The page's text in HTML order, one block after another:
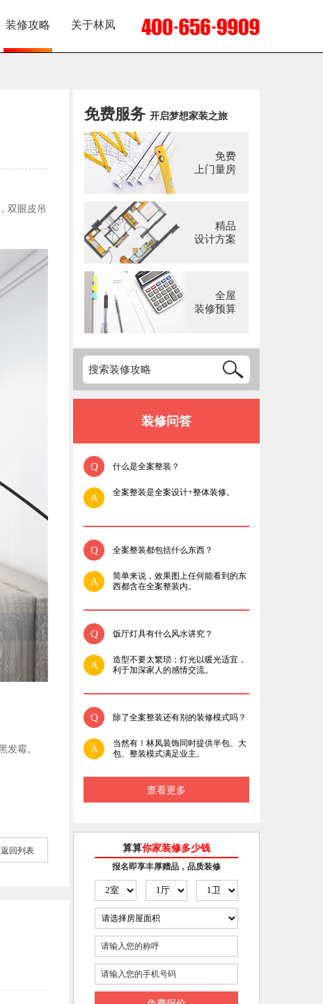
装修攻略 关于林凤
双眼皮吊
发霉。
回列表
免费服务 开启梦想家装之旅
免费
上门量房
精品
设计方案
全屋
装修预算
装修问答
Q 什么是全案整装？
A 全案整装是全案设计+整体装修。
Q 全案整装都包括什么东西？
A
简单来说，效果图上任何能看到的东
西都含在全案整装内。
Q 饭厅灯具有什么风水讲究？
A
造型不要太繁琐；灯光以暖光适宜，
利于加深家人的感情交流。
Q 除了全案整装还有别的装修模式吗？
A
当然有！林凤装饰同时提供半包、大
包、整装模式满足业主。
查看更多
算算你家装修多少钱
报名即享丰厚赠品，品质装修